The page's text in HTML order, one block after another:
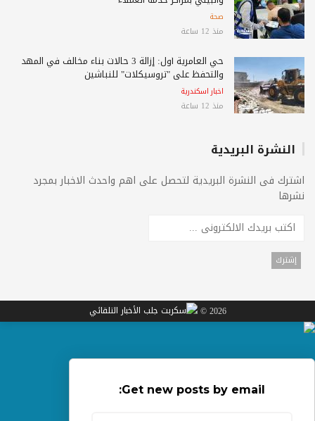
صحة
منذ 12 ساعة
حي العامرية أول: إزالة 3 حالات بناء مخالف في المهد
والتحفظ على "تروسيكلات" للنباشين
اخبار اسكندرية
منذ 12 ساعة
النشرة البريدية
اشترك فى النشرة البريدية لتحصل على اهم واحدث الاخبار بمجرد
نشرها
2026 ©
Get new posts by email: